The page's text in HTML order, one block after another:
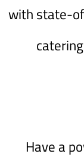
with state-
Have a